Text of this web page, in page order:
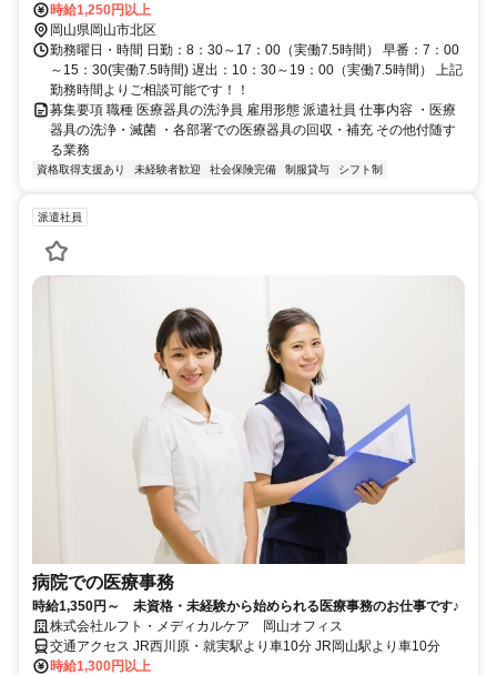
時給1,250円以上
岡山県岡山市北区
勤務曜日・時間 日勤：8：30～17：00（実働7.5時間） 早番：7：00
～15：30(実働7.5時間) 遅出：10：30～19：00（実働7.5時間） 上記
勤務時間よりご相談可能です！！
募集要項 職種 医療器具の洗浄員 雇用形態 派遣社員 仕事内容 ・医療
器具の洗浄・滅菌 ・各部署での医療器具の回収・補充 その他付随す
る業務
資格取得支援あり 未経験者歓迎 社会保険完備 制服貸与 シフト制
派遣社員
病院での医療事務
時給1,350円～ 未資格・未経験から始められる医療事務のお仕事です♪
株式会社ルフト・メディカルケア 岡山オフィス
交通アクセス JR西川原・就実駅より車10分 JR岡山駅より車10分
時給1,300円以上